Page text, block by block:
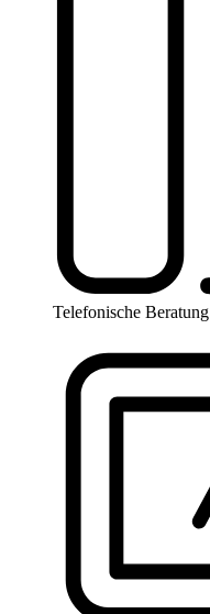
Telefonische Beratung